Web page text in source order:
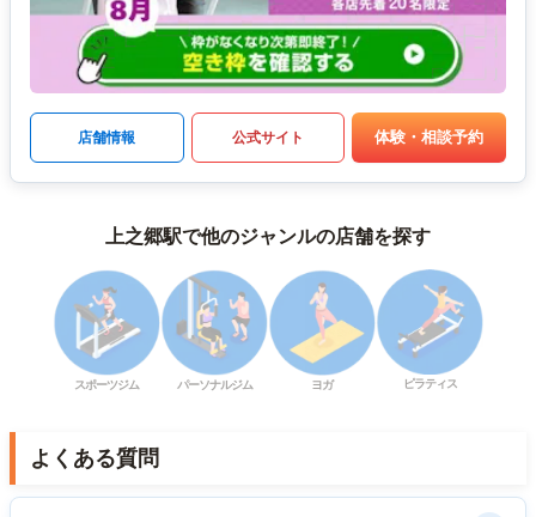
店舗情報 公式サイト 体験・相談予約
上之郷駅で他のジャンルの店舗を探す
スポーツジム パーソナルジム ヨガ ピラティス
よくある質問